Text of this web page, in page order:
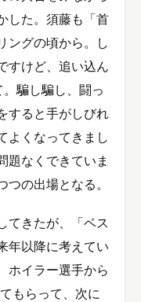
した。須藤も「首
ングの頃から。し
すけど、追い込ん
騙し騙し、闘っ
すると手がしびれ
よくなってきまし
題なくできていま
の出場となる。
てきたが、「ベス
年以降に考えてい
ホイラー選手から
もらって、次に